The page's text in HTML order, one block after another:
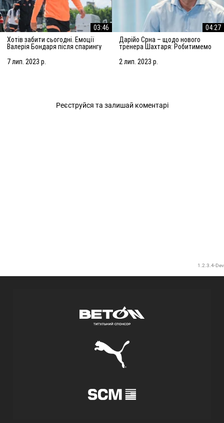
03:46
Хотів забити сьогодні. Емоції
Валерія Бондаря після спарингу
7 лип. 2023 р.
04:27
Дарійо Срна – щодо нового
тренера Шахтаря: Робитимемо
2 лип. 2023 р.